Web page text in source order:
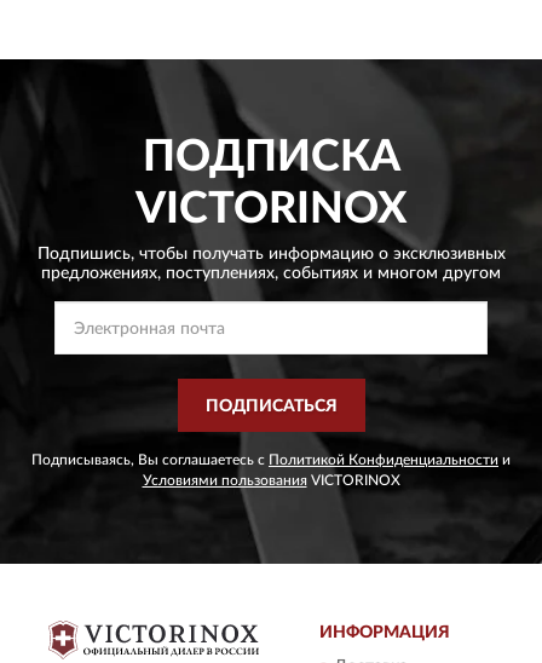
ПОДПИСКА
VICTORINOX
Подпишись, чтобы получать информацию о эксклюзивных
предложениях, поступлениях, событиях и многом другом
ПОДПИСАТЬСЯ
Подписываясь, Вы соглашаетесь с Политикой Конфиденциальности и
Условиями пользованияVICTORINOX
ИНФОРМАЦИЯ